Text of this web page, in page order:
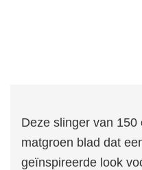
Deze slinger van 150
matgroen blad dat
geïnspireerde look